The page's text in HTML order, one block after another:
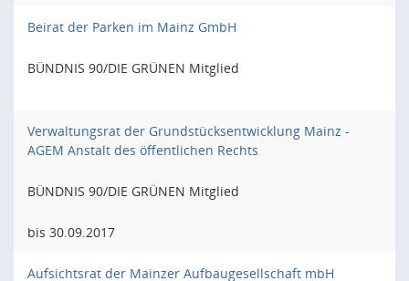
Beirat der Parken im Mainz GmbH
BÜNDNIS 90/DIE GRÜNEN Mitglied
Verwaltungsrat der Grundstücksentwicklung Mainz -
AGEM Anstalt des öffentlichen Rechts
BÜNDNIS 90/DIE GRÜNEN Mitglied
bis 30.09.2017
Aufsichtsrat der Mainzer Aufbaugesellschaft mbH